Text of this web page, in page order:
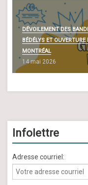
DÉVOILEMENT DES
BÉDÉLYS ET
MONTRÉAL
14 mai 2026
Infolettre
Adresse courriel: